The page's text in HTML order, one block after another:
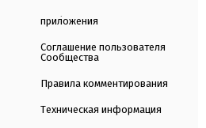
приложения
Соглашение пользователя
Сообщества
Правила комментирования
Техническая информация